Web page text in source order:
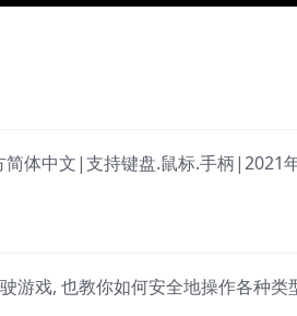
体中文|支持键盘.鼠标.手柄|2021
游戏, 也教你如何安全地操作各种类